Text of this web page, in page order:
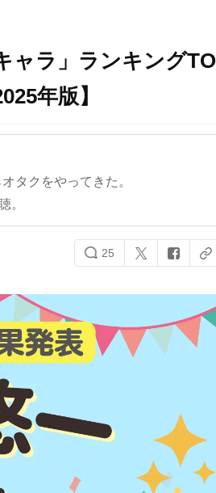
ャラ」ランキングTO
年版】
タクをやってきた。
。
25